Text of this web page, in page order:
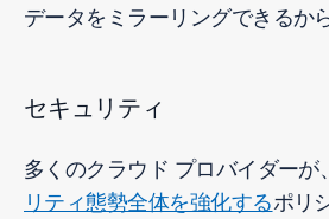
データをミラーリングできるか
セキュリティ
多くのクラウド プロバイダーが、
リティ態勢全体を強化するポリ